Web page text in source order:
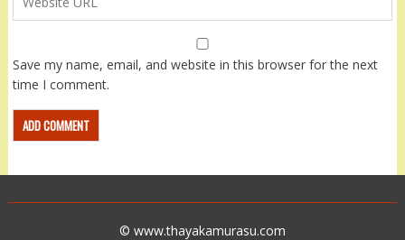
Save my name, email, and website in this browser for the next
time I comment.
© www.thayakamurasu.com